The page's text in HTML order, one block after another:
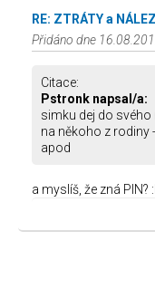
RE: ZTRÁTY a
Přidáno dne
Citace:
Pstronk napsal/a:
simku dej do svého
na někoho z rodiny
apod
a myslíš, že zná PIN?